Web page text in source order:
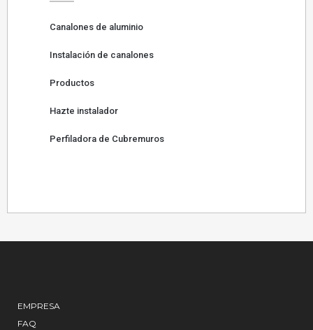
Canalones de aluminio
Instalación de canalones
Productos
Hazte instalador
Perfiladora de Cubremuros
EMPRESA
FAQ